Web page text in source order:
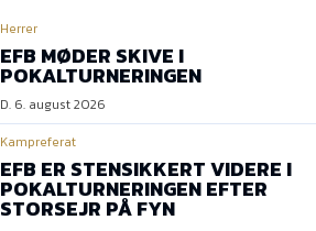
Herrer
EFB MØDER SKIVE I
POKALTURNERINGEN
D. 6. august 2026
Kampreferat
EFB ER STENSIKKERT VIDERE I
POKALTURNERINGEN EFTER
STORSEJR PÅ FYN